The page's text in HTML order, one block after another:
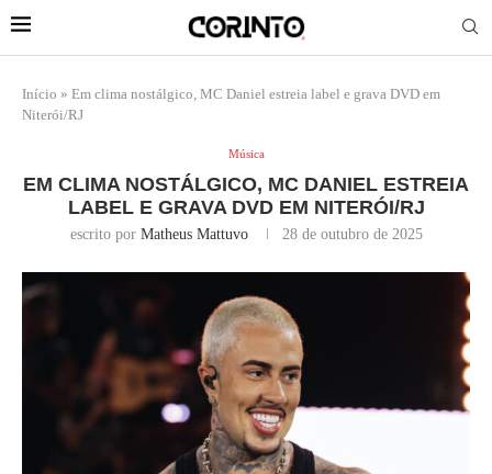
Início » Em clima nostálgico, MC Daniel estreia label e grava DVD em
Niterói/RJ
Música
EM CLIMA NOSTÁLGICO, MC DANIEL ESTREIA
LABEL E GRAVA DVD EM NITERÓI/RJ
escrito por Matheus Mattuvo 28 de outubro de 2025